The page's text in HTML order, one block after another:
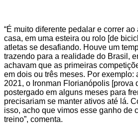
“É muito diferente pedalar e correr
casa, em uma esteira ou rolo [de
atletas se desafiando. Houve um
trazendo para a realidade do Brasil,
achavam que as primeiras
em dois ou três meses. Por exemplo:
2021, o Ironman Florianópolis [prova
postergado em alguns meses para
precisariam se manter ativos até lá.
isso, acho que vimos esse ganho de
treino”, comenta.